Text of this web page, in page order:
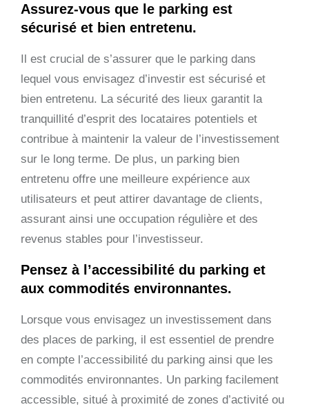
Assurez-vous que le parking est
sécurisé et bien entretenu.
Il est crucial de s’assurer que le parking dans
lequel vous envisagez d’investir est sécurisé et
bien entretenu. La sécurité des lieux garantit la
tranquillité d’esprit des locataires potentiels et
contribue à maintenir la valeur de l’investissement
sur le long terme. De plus, un parking bien
entretenu offre une meilleure expérience aux
utilisateurs et peut attirer davantage de clients,
assurant ainsi une occupation régulière et des
revenus stables pour l’investisseur.
Pensez à l’accessibilité du parking et
aux commodités environnantes.
Lorsque vous envisagez un investissement dans
des places de parking, il est essentiel de prendre
en compte l’accessibilité du parking ainsi que les
commodités environnantes. Un parking facilement
accessible, situé à proximité de zones d’activité ou